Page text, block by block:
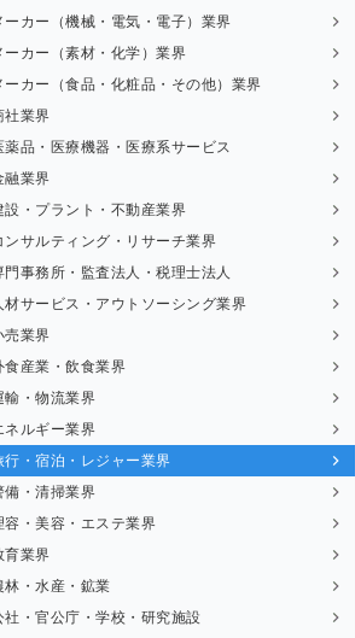
ーカー（機械・電気・電子）業界
ーカー（素材・化学）業界
ーカー（食品・化粧品・その他）業界
社業界
薬品・医療機器・医療系サービス
融業界
設・プラント・不動産業界
ンサルティング・リサーチ業界
門事務所・監査法人・税理士法人
材サービス・アウトソーシング業界
売業界
食産業・飲食業界
輸・物流業界
ネルギー業界
行・宿泊・レジャー業界
備・清掃業界
容・美容・エステ業界
育業界
林・水産・鉱業
社・官公庁・学校・研究施設